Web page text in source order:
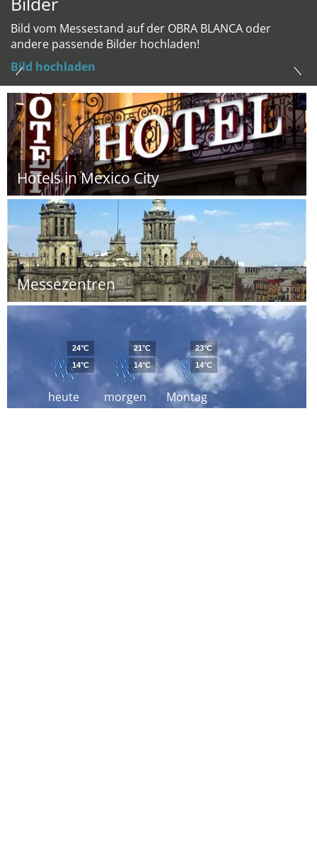
Bild vom Messestand auf der OBRA BLANCA oder
andere passende Bilder hochladen!
Bild hochladen
Hotels in Mexico City
Messezentren
heute
24°C
14°C
morgen
21°C
14°C
Montag
23°C
14°C